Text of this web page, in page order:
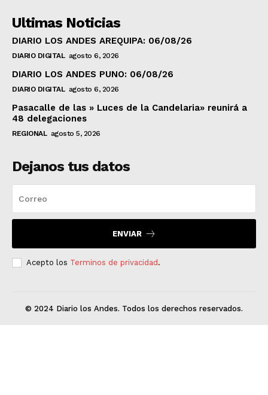
Ultimas Noticias
DIARIO LOS ANDES AREQUIPA: 06/08/26
DIARIO DIGITAL agosto 6, 2026
DIARIO LOS ANDES PUNO: 06/08/26
DIARIO DIGITAL agosto 6, 2026
Pasacalle de las » Luces de la Candelaria» reunirá a
48 delegaciones
REGIONAL agosto 5, 2026
Dejanos tus datos
ENVIAR
Acepto los Terminos de privacidad .
© 2024 Diario los Andes. Todos los derechos reservados.